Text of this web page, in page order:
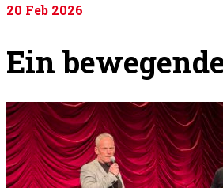
20 Feb 2026
Ein